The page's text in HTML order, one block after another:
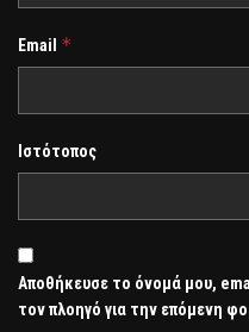
Email *
Ιστότοπος
Αποθήκευσε το όνομά μου,
τον πλοηγό για την επόμενη